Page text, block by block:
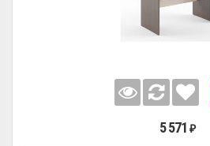
5 571 ₽